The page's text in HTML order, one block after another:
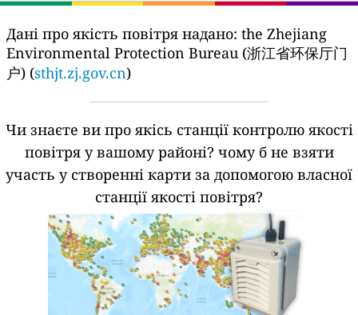
Дані про якість повітря надано: the Zhejiang
Environmental Protection Bureau (浙江省环保厅门
户) (sthjt.zj.gov.cn)
Чи знаєте ви про якісь станції контролю якості
повітря у вашому районі? чому б не взяти
участь у створенні карти за допомогою власної
станції якості повітря?